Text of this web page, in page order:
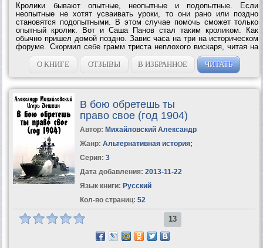
Кролики бывают опытные, неопытные и подопытные. Если
неопытные не хотят усваивать уроки, то они рано или поздно
становятся подопытными. В этом случае помочь сможет только
опытный кролик. Вот и Саша Панов стал таким кроликом. Как
обычно пришел домой поздно. Завис часа на три на историческом
форуме. Скормил себе грамм триста неплохого вискаря, читая на
экране монитора очередную книгу «про разгром сорок первого» и
сверяя на...
О КНИГЕ ОТЗЫВЫ В ИЗБРАННОЕ ЧИТАТЬ
В бою обретешь ты
право свое (год 1904)
Автор: Михайловский Александр
Жанр: Альтернативная история;
Серия: 3
Дата добавления: 2013-11-22
Язык книги: Русский
Кол-во страниц: 52
13